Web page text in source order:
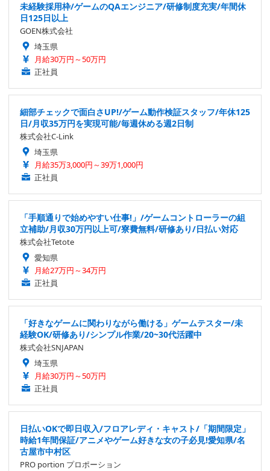
未経験採用枠/ゲームのQAエンジニア/研修制度充実/年間休
日125日以上
GOEN株式会社
埼玉県
月給30万円～50万円
正社員
細部チェックで面白さUP!/ゲーム動作検証スタッフ/年休125
日/月収35万円を実現可能/毎週休める週2日制
株式会社C-Link
埼玉県
月給35万3,000円～39万1,000円
正社員
「手順通りで始めやすい仕事!」/ゲームコントローラーの組
立補助/月収30万円以上可/寮費無料/研修あり/日払い対応
株式会社Tetote
愛知県
月給27万円～34万円
正社員
「好きなゲームに関わりながら働ける」ゲームテスター/未
経験OK/研修あり/シンプル作業/20~30代活躍中
株式会社SNJAPAN
埼玉県
月給30万円～50万円
正社員
日払いOKで即日収入/フロアレディ・キャスト/「期間限定」
時給1年間保証/アニメやゲーム好きな女の子必見!愛知県/名
古屋市中村区
PRO portion プロポーション